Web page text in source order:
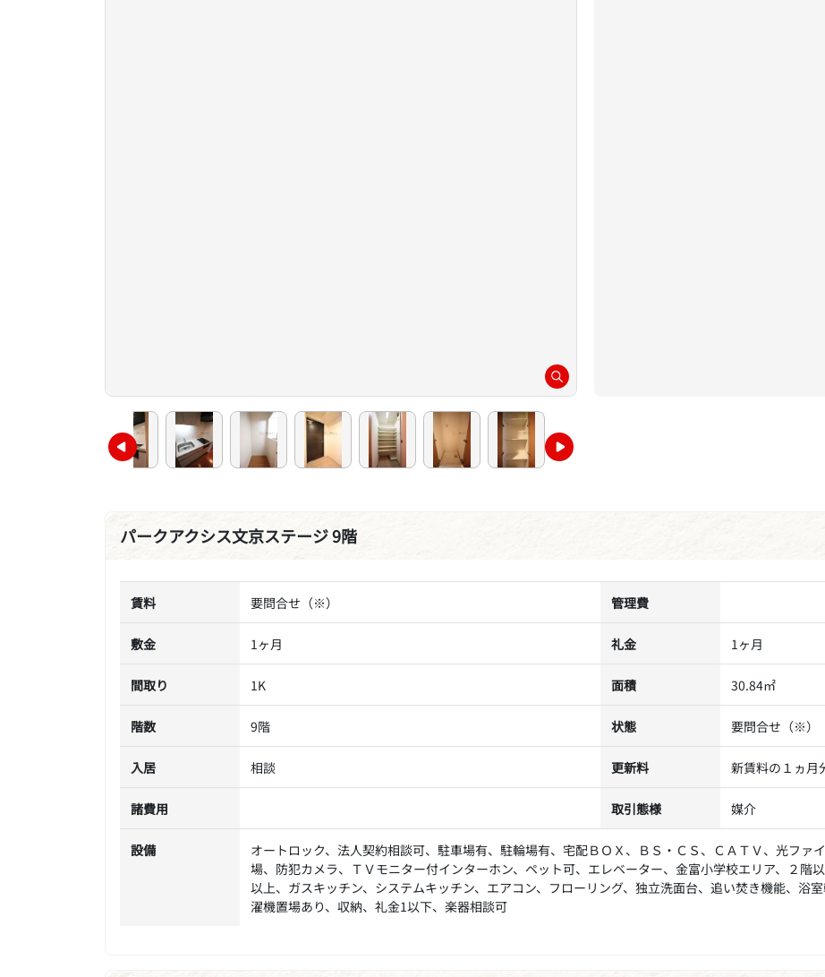
パークアクシス文京ステージ 9階
賃料 要問合せ（※） 管理費
敷金 1ヶ月 礼金 1ヶ月
間取り 1K 面積 30.84㎡
階数 9階 状態 要問合せ（※）
入居 相談 更新料 新賃料の１ヵ月
諸費用 取引態様 媒介
設備
オートロック、法人契約相談可、駐車場有、駐輪場有、宅配ＢＯＸ、ＢＳ・ＣＳ、ＣＡＴＶ、光ファ
場、防犯カメラ、ＴＶモニター付インターホン、ペット可、エレベーター、金富小学校エリア、２階
以上、ガスキッチン、システムキッチン、エアコン、フローリング、独立洗面台、追い焚き機能、浴
濯機置場あり、収納、礼金1以下、楽器相談可